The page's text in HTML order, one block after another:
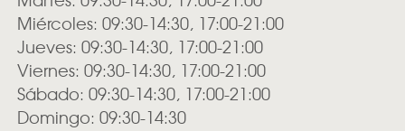
Miércoles: 09:30-14:30, 17:00-21:00
Jueves: 09:30-14:30, 17:00-21:00
Viernes: 09:30-14:30, 17:00-21:00
Sábado: 09:30-14:30, 17:00-21:00
Domingo: 09:30-14:30